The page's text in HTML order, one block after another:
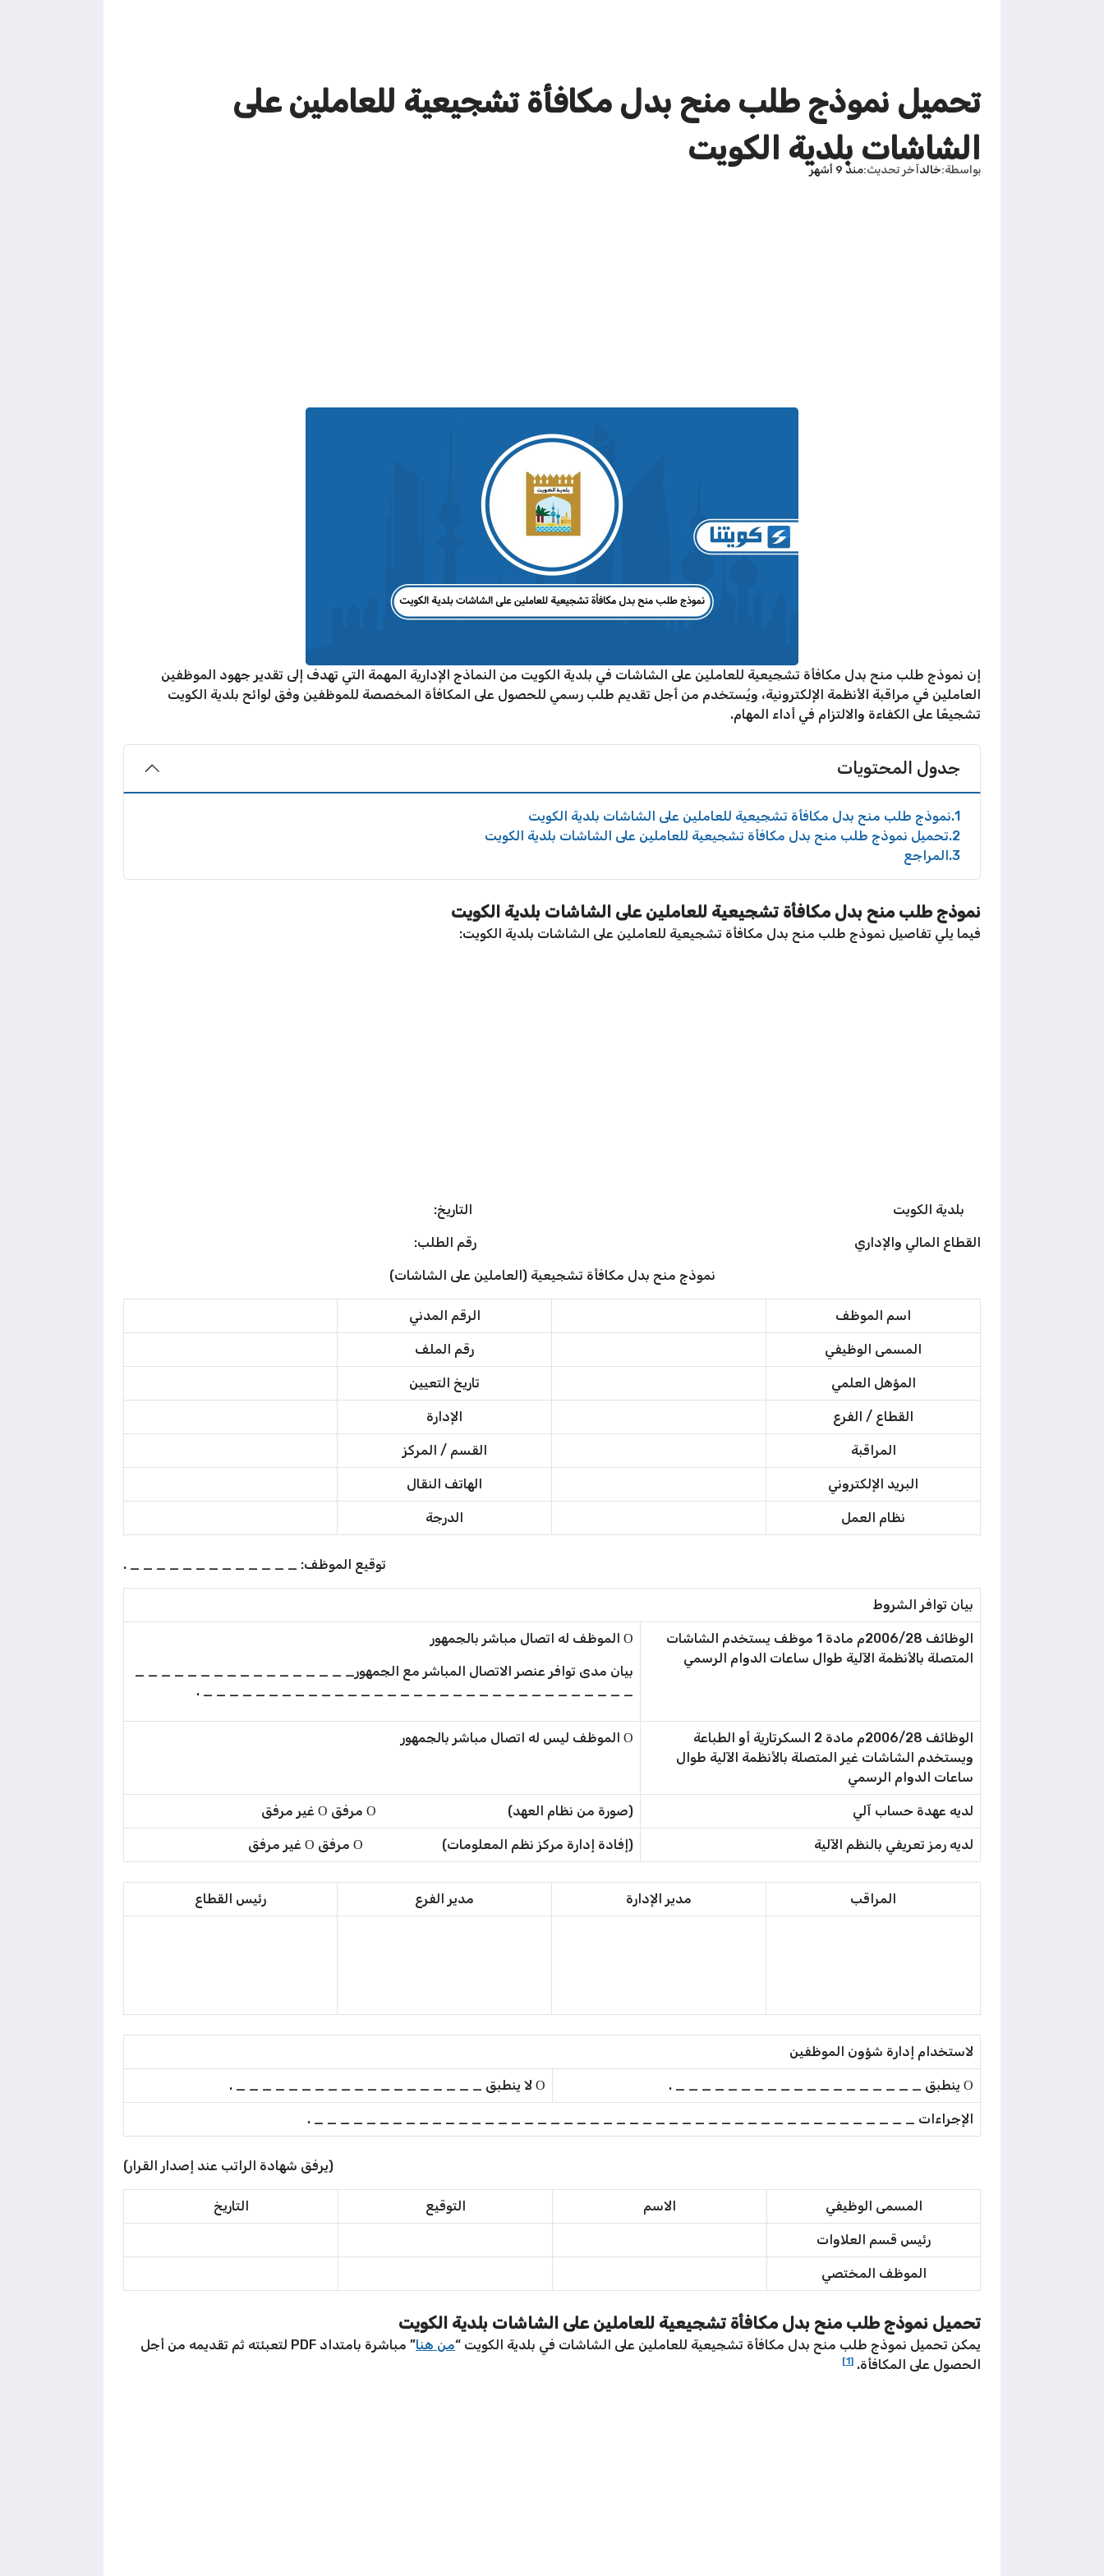
تحميل نموذج طلب منح بدل مكافأة تشجيعية للعاملين على
الشاشات بلدية الكويت
بواسطة خالدآخر تحديث منذ 9 أشهر
إن نموذج طلب منح بدل مكافأة تشجيعية للعاملين على الشاشات في بلدية الكويت من النماذج الإدارية المهمة التي تهدف إلى تقدير جهود الموظفين
العاملين في مراقبة الأنظمة الإلكترونية، ويُستخدم من أجل تقديم طلب رسمي للحصول على المكافأة المخصصة للموظفين وفق لوائح بلدية الكويت
تشجيعًا على الكفاءة والالتزام في أداء المهام.
جدول المحتويات
1 نموذج طلب منح بدل مكافأة تشجيعية للعاملين على الشاشات بلدية الكويت
2 تحميل نموذج طلب منح بدل مكافأة تشجيعية للعاملين على الشاشات بلدية الكويت
3 المراجع
نموذج طلب منح بدل مكافأة تشجيعية للعاملين على الشاشات بلدية الكويت
فيما يلي تفاصيل نموذج طلب منح بدل مكافأة تشجيعية للعاملين على الشاشات بلدية الكويت:
بلدية الكويت التاريخ:
القطاع المالي والإداري رقم الطلب:
نموذج منح بدل مكافأة تشجيعية (العاملين على الشاشات)
اسم الموظف الرقم المدني
المسمى الوظيفي رقم الملف
المؤهل العلمي تاريخ التعيين
القطاع / الفرع الإدارة
المراقبة القسم / المركز
البريد الإلكتروني الهاتف النقال
نظام العمل الدرجة
توقيع الموظف: _ _ _ _ _ _ _ _ _ _ _ _ _ .
بيان توافر الشروط
الوظائف 2006/28م مادة 1 موظف يستخدم الشاشات
المتصلة بالأنظمة الآلية طوال ساعات الدوام الرسمي
Ο الموظف له اتصال مباشر بالجمهور
بيان مدى توافر عنصر الاتصال المباشر مع الجمهور_ _ _ _ _ _ _ _ _ _ _ _ _ _ _ _ _
_ _ _ _ _ _ _ _ _ _ _ _ _ _ _ _ _ _ _ _ _ _ _ _ _ _ _ _ _ _ _ _ _ .
الوظائف 2006/28م مادة 2 السكرتارية أو الطباعة
ويستخدم الشاشات غير المتصلة بالأنظمة الآلية طوال
ساعات الدوام الرسمي
Ο الموظف ليس له اتصال مباشر بالجمهور
لديه عهدة حساب آلي (صورة من نظام العهد) Ο مرفق Ο غير مرفق
لديه رمز تعريفي بالنظم الآلية (إفادة إدارة مركز نظم المعلومات) Ο مرفق Ο غير مرفق
المراقب مدير الإدارة مدير الفرع رئيس القطاع
لاستخدام إدارة شؤون الموظفين
Ο ينطبق _ _ _ _ _ _ _ _ _ _ _ _ _ _ _ _ _ _ _ . Ο لا ينطبق _ _ _ _ _ _ _ _ _ _ _ _ _ _ _ _ _ _ _ .
الإجراءات _ _ _ _ _ _ _ _ _ _ _ _ _ _ _ _ _ _ _ _ _ _ _ _ _ _ _ _ _ _ _ _ _ _ _ _ _ _ _ _ _ _ _ _ _ _ .
(يرفق شهادة الراتب عند إصدار القرار)
المسمى الوظيفي الاسم التوقيع التاريخ
رئيس قسم العلاوات
الموظف المختصي
تحميل نموذج طلب منح بدل مكافأة تشجيعية للعاملين على الشاشات بلدية الكويت
يمكن تحميل نموذج طلب منح بدل مكافأة تشجيعية للعاملين على الشاشات في بلدية الكويت “من هنا
” مباشرة بامتداد PDF لتعبئته ثم تقديمه من أجل
الحصول على المكافأة. [1]